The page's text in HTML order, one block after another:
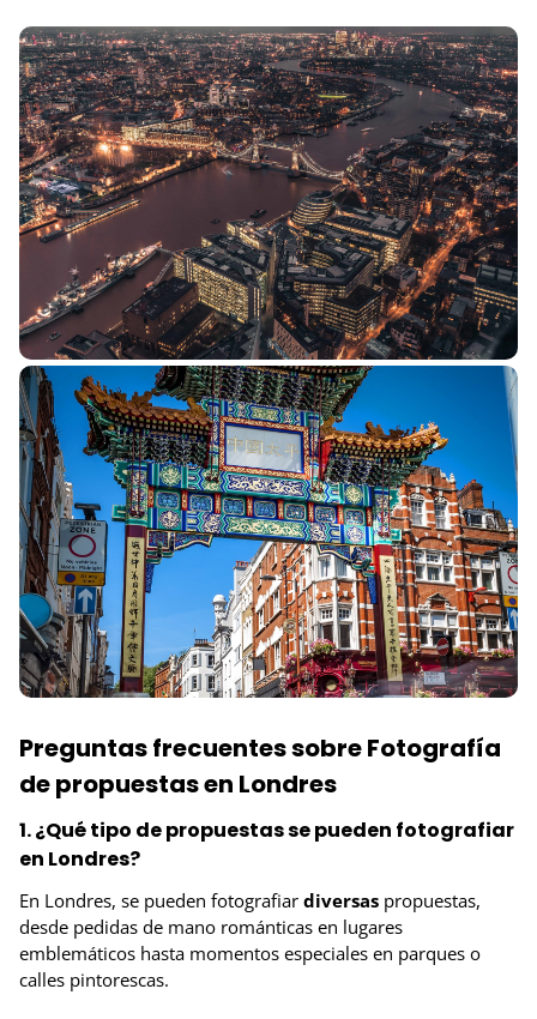
Preguntas frecuentes sobre Fotografía
de propuestas en Londres
1. ¿Qué tipo de propuestas se pueden fotografiar
en Londres?
En Londres, se pueden fotografiar diversas propuestas,
desde pedidas de mano románticas en lugares
emblemáticos hasta momentos especiales en parques o
calles pintorescas.